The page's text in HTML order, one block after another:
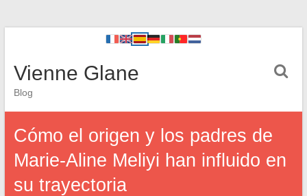
Vienne Glane
Blog
Cómo el origen y los padres de
Marie-Aline Meliyi han influido en
su trayectoria